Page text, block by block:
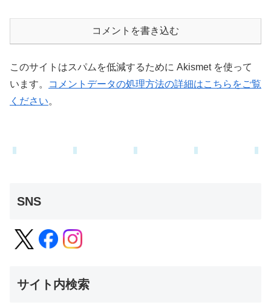
コメントを書き込む
このサイトはスパムを低減するために Akismet を使って
います。
コメントデータの処理方法の詳細はこちらをご覧
ください。
SNS
サイト内検索